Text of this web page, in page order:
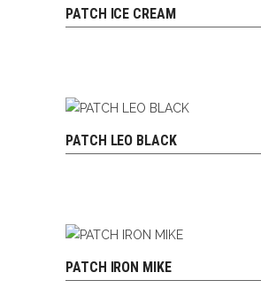
AJOUTER AU PANIER
PATCH ICE CREAM
AJOUTER AU PANIER
PATCH LEO BLACK
AJOUTER AU PANIER
PATCH IRON MIKE